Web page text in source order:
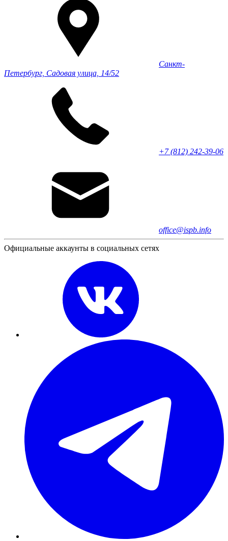
Санкт-
Петербург, Садовая улица, 14/52
+7 (812) 242-39-06
office@ispb.info
Официальные аккаунты в социальных сетях